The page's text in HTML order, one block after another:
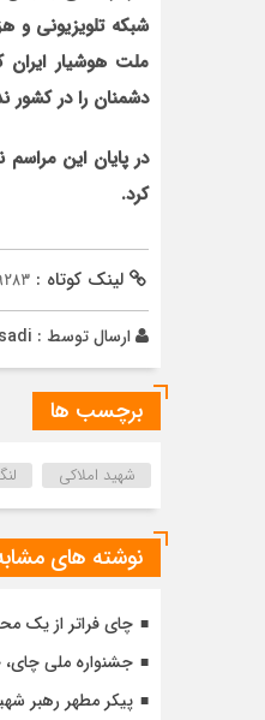
شبکه تلویزیونی و
ملت هوشیار ایران
دشمنان را در کشور
در پایان این
کرد.
لینک کوتاه :
ارسال توسط :
برچسب ها
شهید املاکی
نوشته های
چای فراتر از یک
جشنواره ملی چای،
پیکر مطهر رهبر